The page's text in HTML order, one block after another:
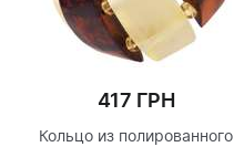
417 ГРН
Кольцо из полированного